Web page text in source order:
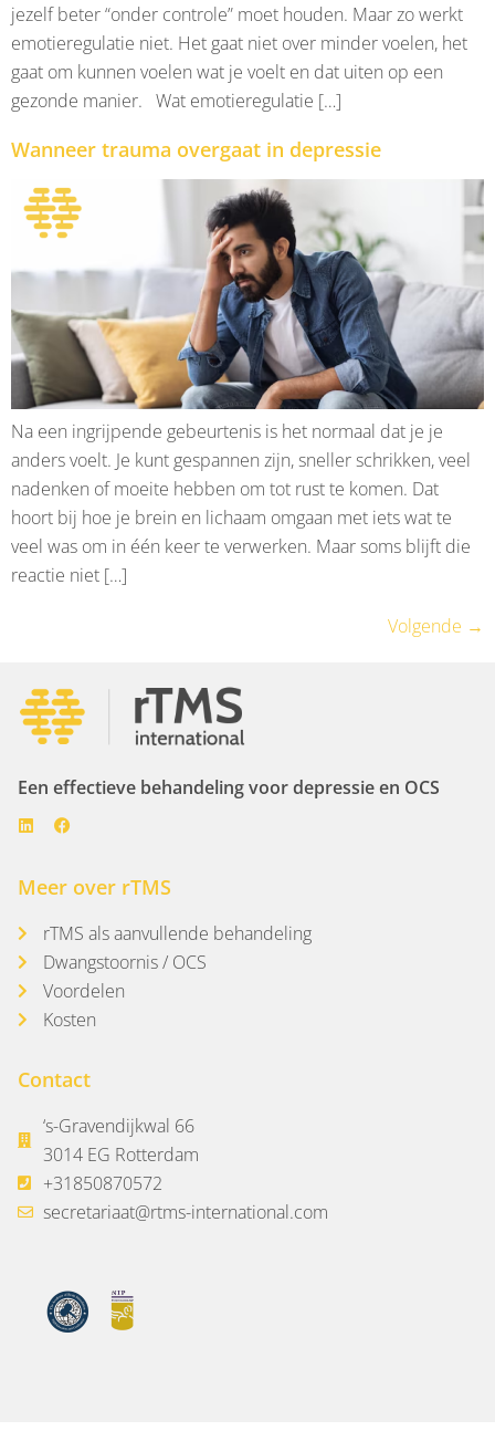
jezelf beter “onder controle” moet houden. Maar zo werkt
emotieregulatie niet. Het gaat niet over minder voelen, het
gaat om kunnen voelen wat je voelt en dat uiten op een
gezonde manier. Wat emotieregulatie […]
Wanneer trauma overgaat in depressie
Na een ingrijpende gebeurtenis is het normaal dat je je
anders voelt. Je kunt gespannen zijn, sneller schrikken, veel
nadenken of moeite hebben om tot rust te komen. Dat
hoort bij hoe je brein en lichaam omgaan met iets wat te
veel was om in één keer te verwerken. Maar soms blijft die
reactie niet […]
Volgende →
Een effectieve behandeling voor depressie en OCS
Meer over rTMS
rTMS als aanvullende behandeling
Dwangstoornis / OCS
Voordelen
Kosten
Contact
‘s-Gravendijkwal 66
3014 EG Rotterdam
+31850870572
secretariaat@rtms-international.com